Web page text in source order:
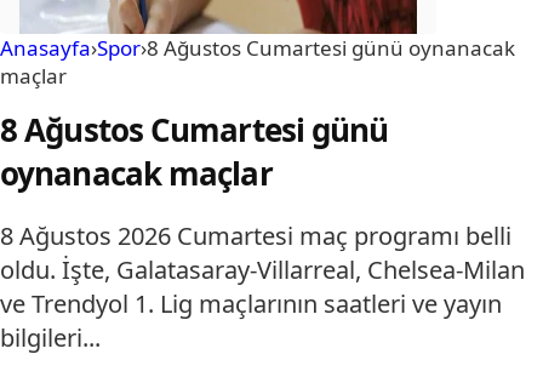
Anasayfa›Spor›8 Ağustos Cumartesi günü oynanacak
maçlar
8 Ağustos Cumartesi günü
oynanacak maçlar
8 Ağustos 2026 Cumartesi maç programı belli
oldu. İşte, Galatasaray-Villarreal, Chelsea-Milan
ve Trendyol 1. Lig maçlarının saatleri ve yayın
bilgileri...